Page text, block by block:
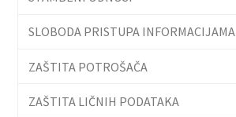
SLOBODA PRISTUPA INFORMACIJAMA
ZAŠTITA POTROŠAČA
ZAŠTITA LIČNIH PODATAKA